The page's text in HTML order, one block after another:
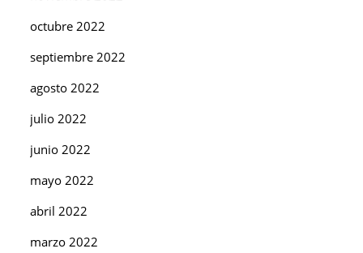
octubre 2022
septiembre 2022
agosto 2022
julio 2022
junio 2022
mayo 2022
abril 2022
marzo 2022